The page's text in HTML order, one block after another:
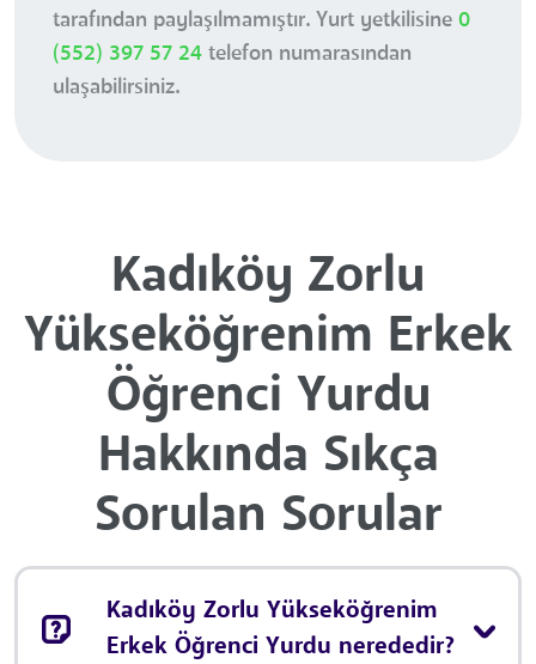
tarafından paylaşılmamıştır. Yurt yetkilisine 0
(552) 397 57 24 telefon numarasından
ulaşabilirsiniz.
Kadıköy Zorlu
Yükseköğrenim Erkek
Öğrenci Yurdu
Hakkında Sıkça
Sorulan Sorular
Kadıköy Zorlu Yükseköğrenim
Erkek Öğrenci Yurdu nerededir?